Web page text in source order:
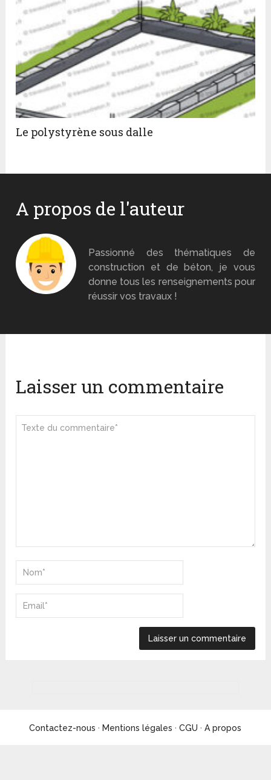
Le polystyrène sous dalle
A propos de l'auteur
Passionné des thématiques de
construction et de béton, je vous
donne tous les renseignements pour
réussir vos travaux !
Laisser un commentaire
Contactez-nous · Mentions légales ·CGU ·A propos